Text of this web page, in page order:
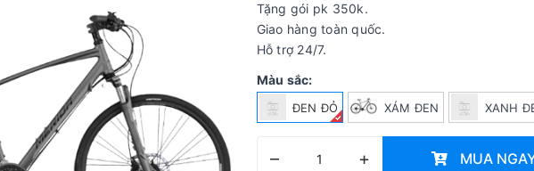
Tặng gói pk 350k.
Giao hàng toàn quốc.
Hỗ trợ 24/7.
Màu sắc:
ĐEN ĐỎ XÁM ĐEN XANH
– + MUA